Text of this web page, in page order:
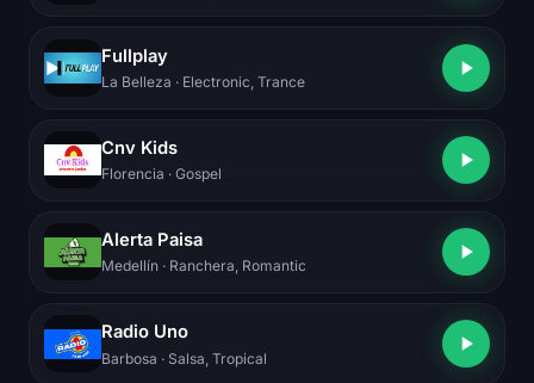
Fullplay
La Belleza · Electronic, Trance
Cnv Kids
Florencia · Gospel
Alerta Paisa
Medellín · Ranchera, Romantic
Radio Uno
Barbosa · Salsa, Tropical